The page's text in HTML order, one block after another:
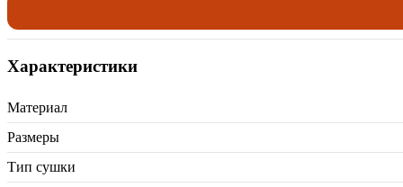
Характеристики
Материал
Размеры
Тип сушки